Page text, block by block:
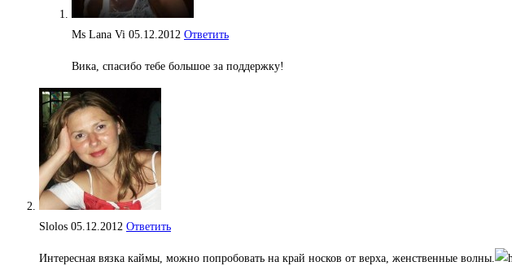
Ms Lana Vi 05.12.2012 Ответить
Вика, спасибо тебе большое за поддержку!
Slolos 05.12.2012 Ответить
Интересная вязка каймы, можно попробовать на край носков от верха, женственные волны.